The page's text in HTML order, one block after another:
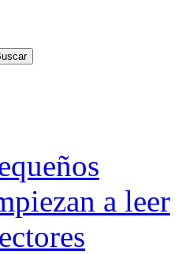
a leer